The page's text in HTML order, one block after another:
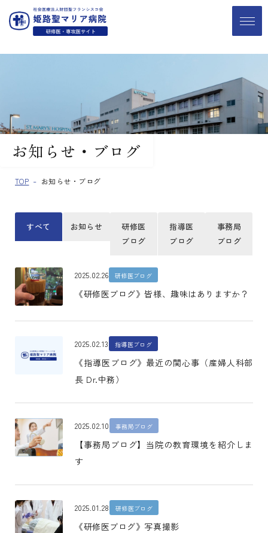
お知らせ・ブログ
TOP お知らせ・ブログ
すべて お知らせ
研修医
ブログ
指導医
ブログ
事務局
ブログ
2025.02.26 研修医ブログ
《研修医ブログ》皆様、趣味はありますか？
2025.02.13 指導医ブログ
《指導医ブログ》最近の関心事（産婦人科部
長 Dr.中務）
2025.02.10 事務局ブログ
【事務局ブログ】当院の教育環境を紹介しま
す
2025.01.28 研修医ブログ
《研修医ブログ》写真撮影